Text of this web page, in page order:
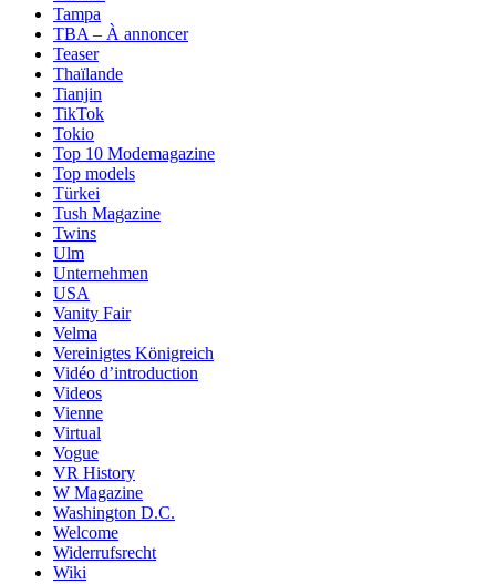
Tampa
TBA – À annoncer
Teaser
Thaïlande
Tianjin
TikTok
Tokio
Top 10 Modemagazine
Top models
Türkei
Tush Magazine
Twins
Ulm
Unternehmen
USA
Vanity Fair
Velma
Vereinigtes Königreich
Vidéo d’introduction
Videos
Vienne
Virtual
Vogue
VR History
W Magazine
Washington D.C.
Welcome
Widerrufsrecht
Wiki